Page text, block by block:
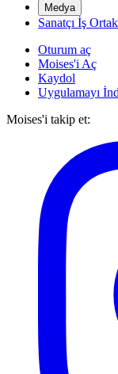
Medya
Sanatçı İş
Oturum aç
Moises'i Aç
Kaydol
Uygulamayı
Moises'i takip et: